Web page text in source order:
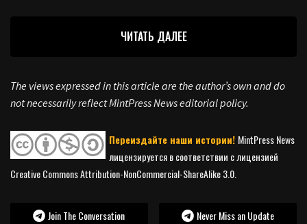
ЧИТАТЬ ДАЛЕЕ
The views expressed in this article are the author’s own and do
not necessarily reflect MintPress News editorial policy.
Переиздайте наши истории! MintPress News
лицензируется в соответствии с лицензией
Creative Commons Attribution-NonCommercial-ShareAlike 3.0.
Join The Conversation Never Miss an Update